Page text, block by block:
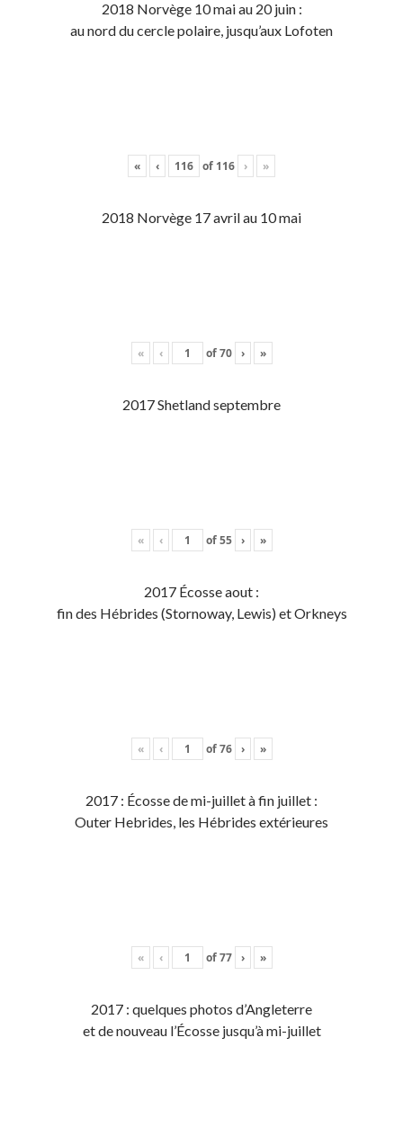
2018 Norvège 10 mai au 20 juin :
au nord du cercle polaire, jusqu’aux Lofoten
« ‹ of 116 › »
2018 Norvège 17 avril au 10 mai
« ‹ of70 › »
2017 Shetland septembre
« ‹ of55 › »
2017 Écosse aout :
fin des Hébrides (Stornoway, Lewis) et Orkneys
« ‹ of76 › »
2017 : Écosse de mi-juillet à fin juillet :
Outer Hebrides, les Hébrides extérieures
« ‹ of77 › »
2017 : quelques photos d’Angleterre
et de nouveau l’Écosse jusqu’à mi-juillet